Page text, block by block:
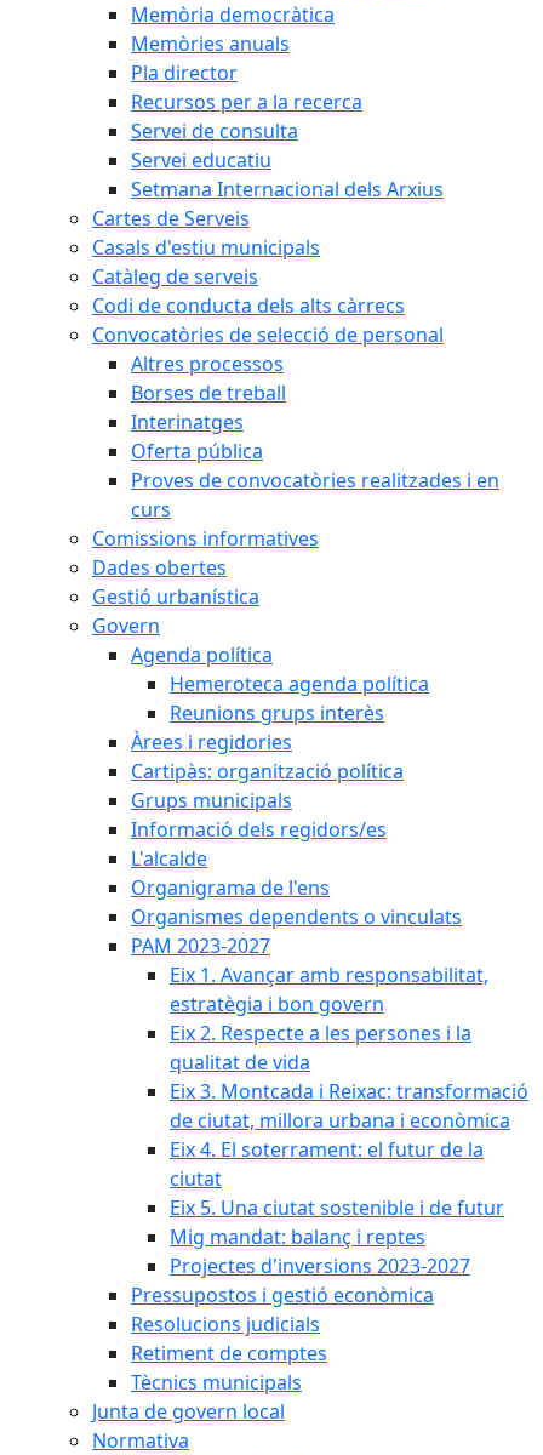
Memòria democràtica
Memòries anuals
Pla director
Recursos per a la recerca
Servei de consulta
Servei educatiu
Setmana Internacional dels Arxius
Cartes de Serveis
Casals d'estiu municipals
Catàleg de serveis
Codi de conducta dels alts càrrecs
Convocatòries de selecció de personal
Altres processos
Borses de treball
Interinatges
Oferta pública
Proves de convocatòries realitzades i en
curs
Comissions informatives
Dades obertes
Gestió urbanística
Govern
Agenda política
Hemeroteca agenda política
Reunions grups interès
Àrees i regidories
Cartipàs: organització política
Grups municipals
Informació dels regidors/es
L'alcalde
Organigrama de l'ens
Organismes dependents o vinculats
PAM 2023-2027
Eix 1. Avançar amb responsabilitat,
estratègia i bon govern
Eix 2. Respecte a les persones i la
qualitat de vida
Eix 3. Montcada i Reixac: transformació
de ciutat, millora urbana i econòmica
Eix 4. El soterrament: el futur de la
ciutat
Eix 5. Una ciutat sostenible i de futur
Mig mandat: balanç i reptes
Projectes d'inversions 2023-2027
Pressupostos i gestió econòmica
Resolucions judicials
Retiment de comptes
Tècnics municipals
Junta de govern local
Normativa